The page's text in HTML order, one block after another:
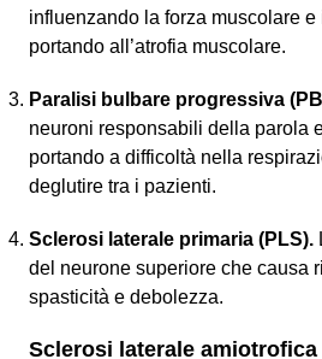
influenzando la forza muscolare
portando all’atrofia muscolare.
Paralisi bulbare progressiva
neuroni responsabili della parola
portando a difficoltà nella
deglutire tra i pazienti.
Sclerosi laterale primaria (PLS).
del neurone superiore che causa
spasticità e debolezza.
Sclerosi laterale amiotrofica